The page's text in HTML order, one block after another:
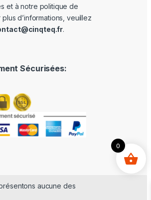
et à notre politique de
d’informations, veuillez
.
Sécurisées:
aucune des
0